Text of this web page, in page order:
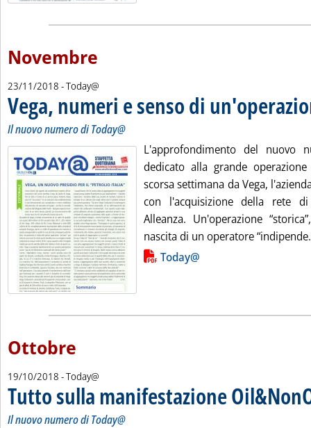
Novembre
23/11/2018 - Today@
Vega, numeri e senso di
Il nuovo numero di Today@
L'approfondimento del nuovo
dedicato alla grande
scorsa settimana da Vega,
con l'acquisizione della rete
Alleanza. Un'operazione
nascita di un operatore
Lista allegati PDF alla notizia
Today@
Ottobre
19/10/2018 - Today@
Tutto sulla manifestazione
Il nuovo numero di Today@